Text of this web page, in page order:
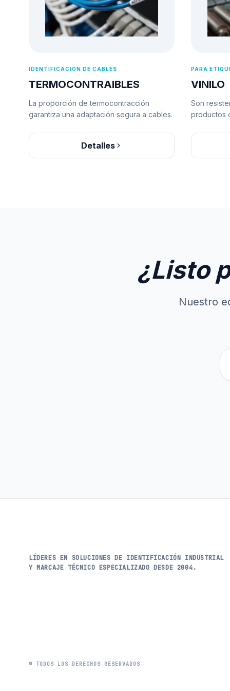
IDENTIFICACIÓN DE CABLES
TERMOCONTRAIBLES
La proporción de termocontracción
garantiza una adaptación segura a cables.
Detalles
PARA
VINILO
Son
productos
¿Listo
Nuestro
LÍDERES EN SOLUCIONES DE IDENTIFICACIÓN INDUSTRIAL
Y MARCAJE TÉCNICO ESPECIALIZADO DESDE 2004.
© TODOS LOS DERECHOS RESERVADOS